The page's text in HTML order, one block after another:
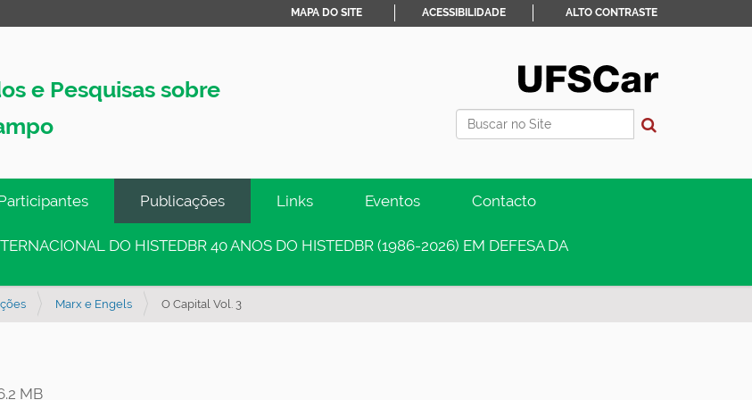
e Pesquisas sobre
Busca
MAPA DO SITE ACESSIBILIDADE ALTO CONTRASTE
Publicações Links Eventos Contacto
DO HISTEDBR 40 ANOS DO HISTEDBR (1986-2026) EM DEFESA DA
Marx e Engels O Capital Vol. 3
MB